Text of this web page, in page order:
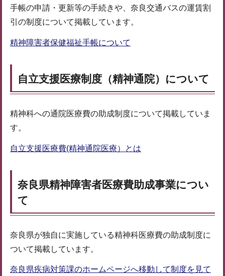
手帳の申請・更新等の手続きや、奈良交通バスの運賃割
引の制度について掲載しています。
精神障害者保健福祉手帳について
自立支援医療制度（精神通院）について
精神科への通院医療費の助成制度について掲載していま
す。
自立支援医療費(精神通院医療）とは
奈良県精神障害者医療費助成事業につい
て
奈良県が独自に実施している精神科医療費の助成制度に
ついて掲載しています。
奈良県疾病対策課のホームページへ移動して制度を見て